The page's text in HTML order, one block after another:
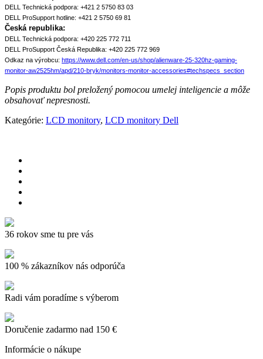
DELL Technická podpora: +421 2 5750 83 03
DELL ProSupport hotline: +421 2 5750 69 81
Česká republika:
DELL Technická podpora: +420 225 772 711
DELL ProSupport Česká Republika: +420 225 772 969
Odkaz na výrobcu: https://www.dell.com/en-us/shop/alienware-25-320hz-gaming-
monitor-aw2525hm/apd/210-bryk/monitors-monitor-accessories#techspecs_section
Popis produktu bol preložený pomocou umelej inteligencie a môže
obsahovať nepresnosti.
Kategórie: LCD monitory, LCD monitory Dell
36 rokov sme tu pre vás
100 % zákazníkov nás odporúča
Radi vám poradíme s výberom
Doručenie zadarmo nad 150 €
Informácie o nákupe